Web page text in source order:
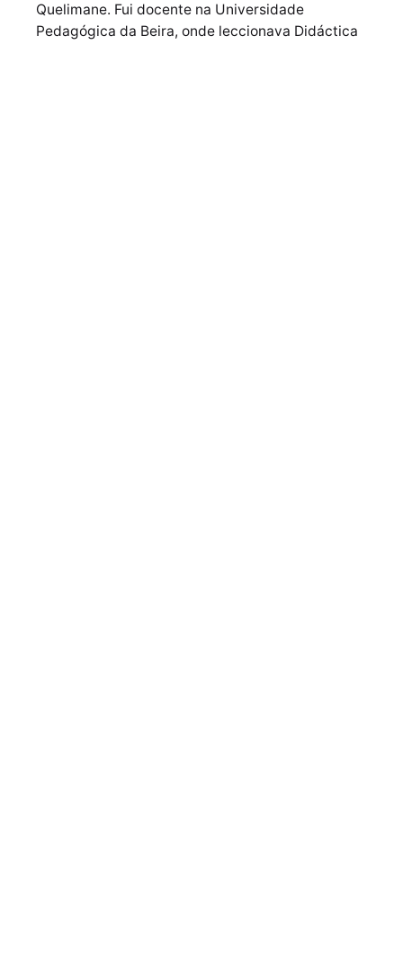
Quelimane. Fui docente na Universidade
Pedagógica da Beira, onde leccionava Didáctica